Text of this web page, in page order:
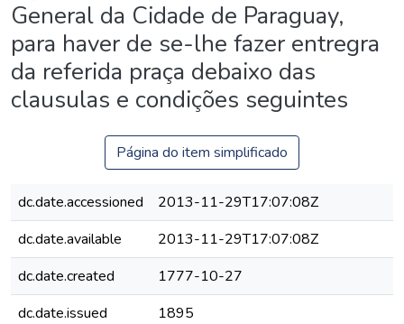
General da Cidade de Paraguay,
para haver de se-lhe fazer entregra
da referida praça debaixo das
clausulas e condições seguintes
Página do item simplificado
dc.date.accessioned
2013-11-29T17:07:08Z
dc.date.available
2013-11-29T17:07:08Z
dc.date.created
1777-10-27
dc.date.issued
1895